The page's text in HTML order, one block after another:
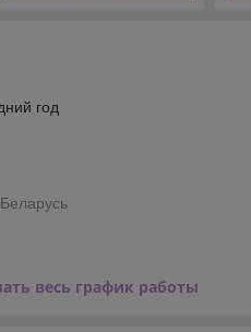
год
весь график работы